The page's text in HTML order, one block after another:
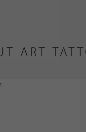
ART